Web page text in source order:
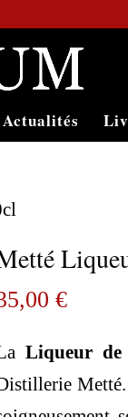
Actualités
€
Liqueur